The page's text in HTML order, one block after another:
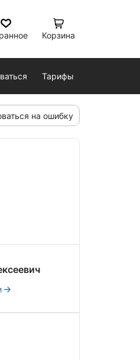
Корзина
Тарифы
на ошибку